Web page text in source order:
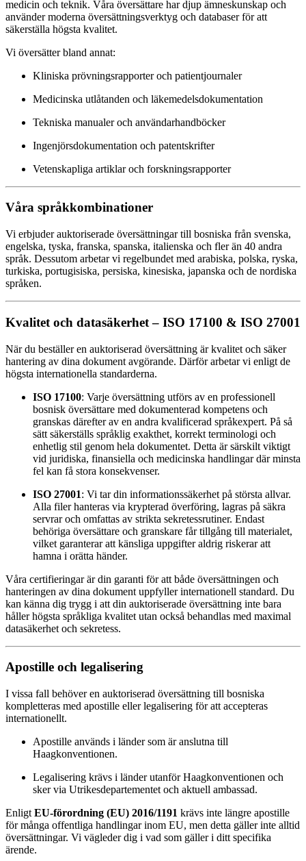
medicin och teknik. Våra översättare har djup ämneskunskap och
använder moderna översättningsverktyg och databaser för att
säkerställa högsta kvalitet.
Vi översätter bland annat:
Kliniska prövningsrapporter och patientjournaler
Medicinska utlåtanden och läkemedelsdokumentation
Tekniska manualer och användarhandböcker
Ingenjörsdokumentation och patentskrifter
Vetenskapliga artiklar och forskningsrapporter
Våra språkkombinationer
Vi erbjuder auktoriserade översättningar till bosniska från svenska,
engelska, tyska, franska, spanska, italienska och fler än 40 andra
språk. Dessutom arbetar vi regelbundet med arabiska, polska, ryska,
turkiska, portugisiska, persiska, kinesiska, japanska och de nordiska
språken.
Kvalitet och datasäkerhet – ISO 17100 & ISO 27001
När du beställer en auktoriserad översättning är kvalitet och säker
hantering av dina dokument avgörande. Därför arbetar vi enligt de
högsta internationella standarderna.
ISO 17100: Varje översättning utförs av en professionell
bosnisk översättare med dokumenterad kompetens och
granskas därefter av en andra kvalificerad språkexpert. På så
sätt säkerställs språklig exakthet, korrekt terminologi och
enhetlig stil genom hela dokumentet. Detta är särskilt viktigt
vid juridiska, finansiella och medicinska handlingar där minsta
fel kan få stora konsekvenser.
ISO 27001: Vi tar din informationssäkerhet på största allvar.
Alla filer hanteras via krypterad överföring, lagras på säkra
servrar och omfattas av strikta sekretessrutiner. Endast
behöriga översättare och granskare får tillgång till materialet,
vilket garanterar att känsliga uppgifter aldrig riskerar att
hamna i orätta händer.
Våra certifieringar är din garanti för att både översättningen och
hanteringen av dina dokument uppfyller internationell standard. Du
kan känna dig trygg i att din auktoriserade översättning inte bara
håller högsta språkliga kvalitet utan också behandlas med maximal
datasäkerhet och sekretess.
Apostille och legalisering
I vissa fall behöver en auktoriserad översättning till bosniska
kompletteras med apostille eller legalisering för att accepteras
internationellt.
Apostille används i länder som är anslutna till
Haagkonventionen.
Legalisering krävs i länder utanför Haagkonventionen och
sker via Utrikesdepartementet och aktuell ambassad.
Enligt EU-förordning (EU) 2016/1191 krävs inte längre apostille
för många offentliga handlingar inom EU, men detta gäller inte alltid
översättningar. Vi vägleder dig i vad som gäller i ditt specifika
ärende.